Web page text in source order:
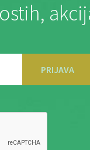
PRIJAVA